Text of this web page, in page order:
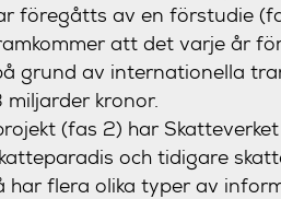
föregåtts av en förstudie
att det varje år
grund av internationella
kronor.
(fas 2) har
och tidigare
flera olika typer av